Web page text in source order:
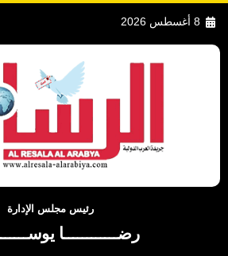
8 أغسطس 2026
رئيس مجلس الإدارة
رضــــــــــــا